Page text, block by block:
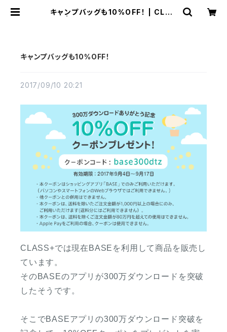
キャンプバッグも10%OFF！ | CLAS
キャンプバッグも10%OFF！
2017/09/10 20:21
CLASS+では現在BASEを利用して商品を販売し
ています。
そのBASEのアプリが300万ダウンロードを突破
したそうです。
そこでBASEアプリの300万ダウンロード突破を